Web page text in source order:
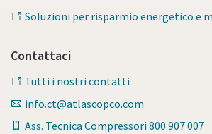
Soluzioni per risparmio energetico e
Contattaci
Tutti i nostri contatti
info.ct@atlascopco.com
Ass. Tecnica Compressori 800 907 007